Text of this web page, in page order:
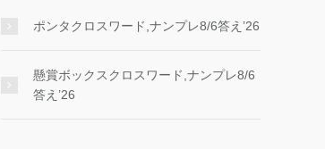
ポンタクロスワード,ナンプレ8/6答え’26
懸賞ボックスクロスワード,ナンプレ8/6
答え’26